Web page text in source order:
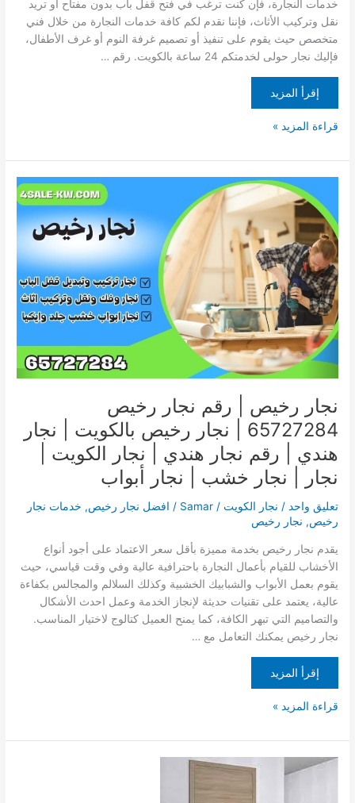
خدمات النجارة، فإن كنت ترغب في فتح قفل باب بدون مفتاح أو تريد
نقل وتركيب الأثاث، فإننا نقدم لكم كافة خدمات النجارة من خلال فني
متخصص حيث يقوم على تنفيذ أو تصميم غرفة النوم أو غرف الأطفال،
فإليك نجار حولى لخدمتكم 24 ساعة بالكويت. رقم …
إقرأ المزيد
قراءة المزيد »
نجار رخيص | رقم نجار رخيص
65727284 | نجار رخيص بالكويت | نجار
هندي | رقم نجار هندي | نجار الكويت |
نجار | نجار خشب | نجار أبواب
تعليق واحد / نجار الكويت /
Samar
/ افضل نجار رخيص, خدمات نجار
رخيص, نجار رخيص
يقدم نجار رخيص بخدمة مميزة بأقل سعر الاعتماد على أجود أنواع
الأخشاب للقيام بأعمال النجارة باحترافية عالية وفي وقت قياسي، حيث
يقوم بعمل الأبواب والشبابيك الخشبية وكذلك السلالم والمجالس بكفاءة
عالية، يعتمد على تقنيات حديثة لإنجاز الخدمة وعمل احدث الأشكال
والتصاميم التي تبهر الكافة، كما يمنح العميل كتالوج لاختيار المناسب.
نجار رخيص يمكنك التعامل مع …
إقرأ المزيد
رخيص
|
رقم
نجار
رخيص
65727284
|
نجار
رخيص
بالكويت
|
هندي
|
نجار
هندي
نجار
|
نجار
|
نجار
خشب
|
نجار
أبواب
قراءة المزيد »
تركيب